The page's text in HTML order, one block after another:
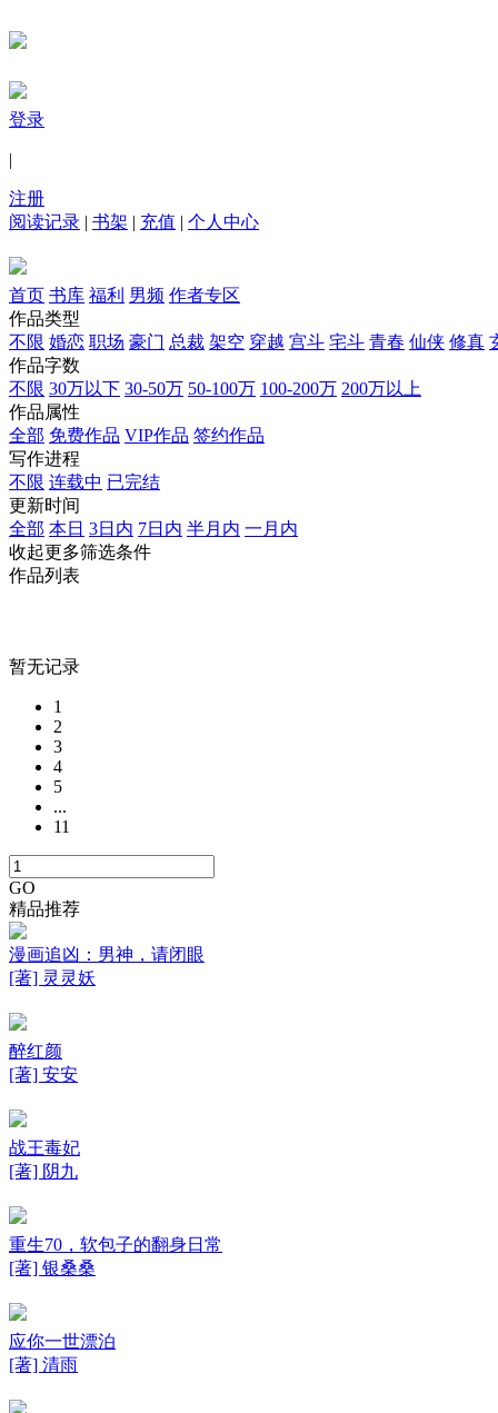
登录
|
注册
阅读记录 | 书架 | 充值 | 个人中心
首页 书库 福利 男频 作者专区
作品类型
不限 婚恋 职场 豪门 总裁 架空 穿越 宫斗 宅斗 青春 仙侠 修真
作品字数
不限 30万以下 30-50万 50-100万 100-200万 200万以上
作品属性
全部 免费作品 VIP作品 签约作品
写作进程
不限 连载中 已完结
更新时间
全部 本日 3日内 7日内 半月内 一月内
收起更多筛选条件
作品列表
暂无记录
1
2
3
4
5
...
11
GO
精品推荐
漫画追凶：男神，请闭眼
[著] 灵灵妖
醉红颜
[著] 安安
战王毒妃
[著] 阴九
重生70，软包子的翻身日常
[著] 银桑桑
应你一世漂泊
[著] 清雨